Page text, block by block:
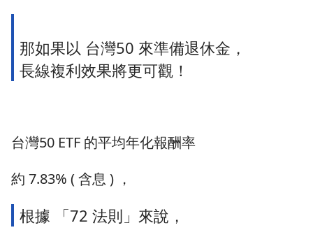
那如果以 台灣50 來準備退休金，
長線複利效果將更可觀！
台灣50 ETF 的平均年化報酬率
約 7.83% ( 含息 ) ，
根據 「72 法則」來說，